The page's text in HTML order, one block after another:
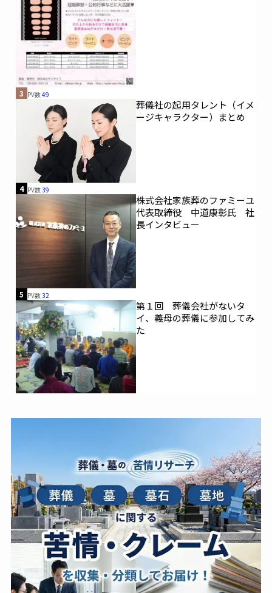
3 PV数49
葬儀社の起用タレント（イメ
ージキャラクター）まとめ
4 PV数39
株式会社家族葬のファミーユ
代表取締役 中道康彰氏 社
長インタビュー
5 PV数32
第１回 葬儀会社がないタ
イ、義母の葬儀に参加してみ
た